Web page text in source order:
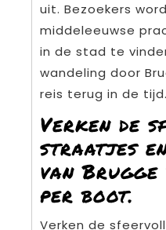
uit. Bezoekers
middeleeuwse
in de stad te
wandeling door
reis terug in de tijd.
Verken de
straatjes
van
per boot.
Verken de